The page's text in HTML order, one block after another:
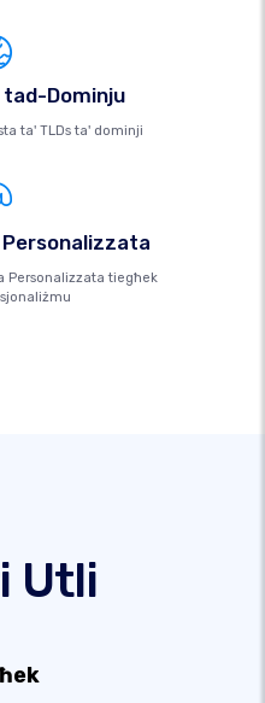
Dominju
ta' TLDs ta' dominji
Personalizzata tiegħek
Utli